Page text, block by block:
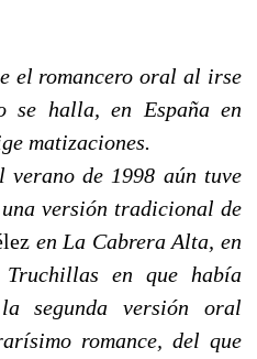
el romancero oral al irse
se halla, en España en
matizaciones.
verano de 1998 aún tuve
versión tradicional de
en La Cabrera Alta, en
en que había
segunda versión oral
romance, del que